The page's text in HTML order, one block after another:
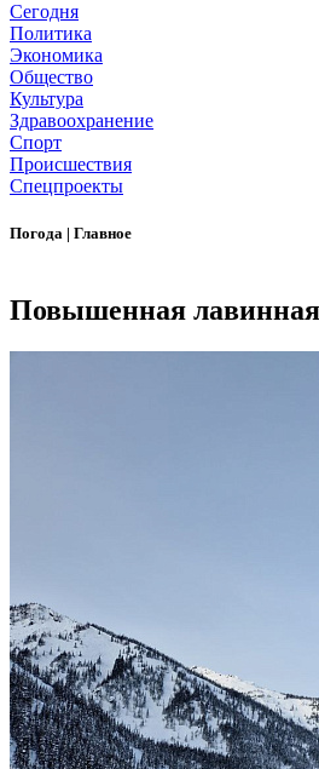
Сегодня
Политика
Экономика
Общество
Культура
Здравоохранение
Спорт
Происшествия
Спецпроекты
Погода | Главное
Повышенная лавинная